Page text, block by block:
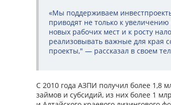
«Мы поддерживаем
приводят не только к
новых рабочих мест и к росту
реализовывать важные для края
проекты," — рассказал в своем
С 2010 года АЗПИ получил более 1,8
займов и субсидий, из них более 1